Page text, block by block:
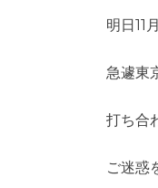
明日11
急遽東
打ち合
ご迷惑